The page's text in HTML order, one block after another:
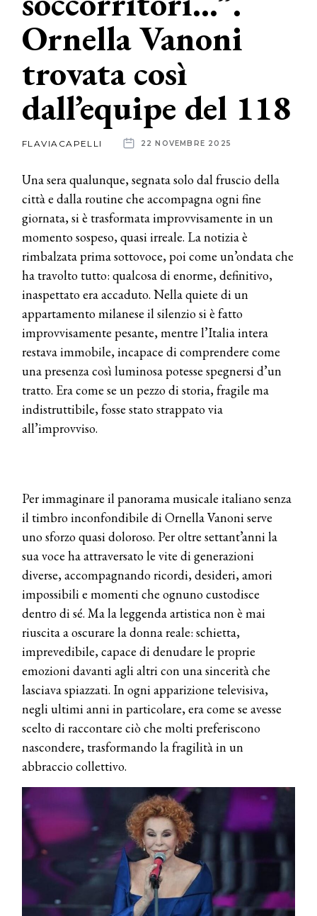
News
dalle
aziende
Ornella Vanoni
trovata così
dall’equipe del 118
FLAVIACAPELLI 22 NOVEMBRE 2025
Una sera qualunque, segnata solo dal fruscio della
città e dalla routine che accompagna ogni fine
giornata, si è trasformata improvvisamente in un
momento sospeso, quasi irreale. La notizia è
rimbalzata prima sottovoce, poi come un’ondata che
ha travolto tutto: qualcosa di enorme, definitivo,
inaspettato era accaduto. Nella quiete di un
appartamento milanese il silenzio si è fatto
improvvisamente pesante, mentre l’Italia intera
restava immobile, incapace di comprendere come
una presenza così luminosa potesse spegnersi d’un
tratto. Era come se un pezzo di storia, fragile ma
indistruttibile, fosse stato strappato via
all’improvviso.
Per immaginare il panorama musicale italiano senza
il timbro inconfondibile di Ornella Vanoni serve
uno sforzo quasi doloroso. Per oltre settant’anni la
sua voce ha attraversato le vite di generazioni
diverse, accompagnando ricordi, desideri, amori
impossibili e momenti che ognuno custodisce
dentro di sé. Ma la leggenda artistica non è mai
riuscita a oscurare la donna reale: schietta,
imprevedibile, capace di denudare le proprie
emozioni davanti agli altri con una sincerità che
lasciava spiazzati. In ogni apparizione televisiva,
negli ultimi anni in particolare, era come se avesse
scelto di raccontare ciò che molti preferiscono
nascondere, trasformando la fragilità in un
abbraccio collettivo.